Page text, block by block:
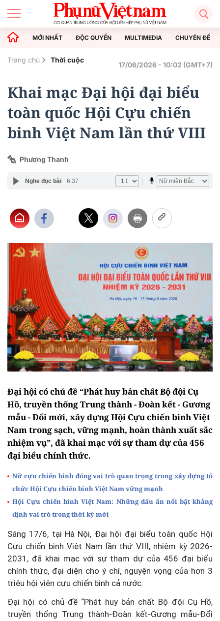
MỚI NHẤT ĐỘC QUYỀN MULTIMEDIA CHUYÊN ĐỀ
Trang chủ Thời cuộc
17/06/2026 - 10:02 (GMT+7)
Khai mạc Đại hội đại biểu
toàn quốc Hội Cựu chiến
binh Việt Nam lần thứ VIII
Phương Thanh
Nghe đọc bài 6:37
Đại hội có chủ đề “Phát huy bản chất Bộ đội Cụ
Hồ, truyền thống Trung thành - Đoàn kết - Gương
mẫu - Đổi mới, xây dựng Hội Cựu chiến binh Việt
Nam trong sạch, vững mạnh, hoàn thành xuất sắc
nhiệm vụ”, đã khai mạc với sự tham dự của 456
đại biểu chính thức.
Nữ cựu chiến binh đóng vai trò quan trọng trong xây dựng tổ
chức Hội Cựu chiến binh Việt Nam vững mạnh
Hội Cựu chiến binh Việt Nam: Những dấu ấn nổi bật khẳng
định vai trò trong thời kỳ mới
Sáng 17/6, tại Hà Nội, Đại hội đại biểu toàn quốc Hội
Cựu chiến binh Việt Nam lần thứ VIII, nhiệm kỳ 2026-
2031, đã khai mạc với sự tham dự của 456 đại biểu
chính thức, đại diện cho ý chí, nguyện vọng của hơn 3
triệu hội viên cựu chiến binh cả nước.
Đại hội có chủ đề “Phát huy bản chất Bộ đội Cụ Hồ,
truyền thống Trung thành-Đoàn kết-Gương mẫu-Đổi